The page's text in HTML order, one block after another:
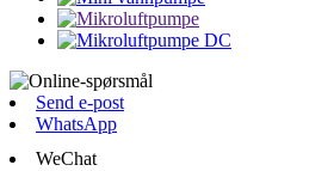
Send e-post
WhatsApp
WeChat